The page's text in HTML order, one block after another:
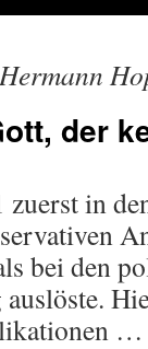
der
in
bei den